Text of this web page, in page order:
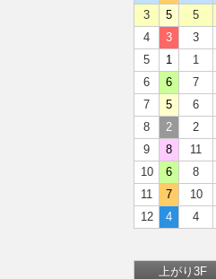
3
5 5
4
3 3
5
1 1
6
6 7
7
5 6
8
2 2
9
8 11
10
6 8
11
7 10
12
4 4
上がり3F